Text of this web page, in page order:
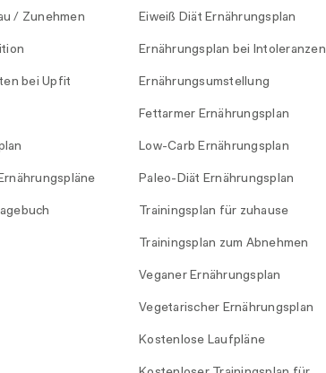
/ Zunehmen
bei Upfit
Eiweiß Diät Ernährungsplan
Ernährungsplan bei Intoleranzen
Ernährungsumstellung
Fettarmer Ernährungsplan
Low-Carb Ernährungsplan
Paleo-Diät Ernährungsplan
Trainingsplan für zuhause
Trainingsplan zum Abnehmen
Veganer Ernährungsplan
Vegetarischer Ernährungsplan
Kostenlose Laufpläne